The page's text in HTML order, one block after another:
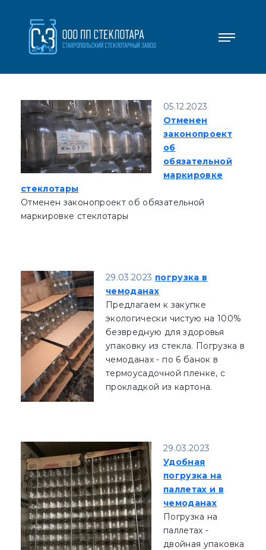
05.12.2023
Отменен
законопроект
об
обязательной
маркировке
стеклотары
Отменен законопроект об обязательной
маркировке стеклотары
29.03.2023 погрузка в
чемоданах
Предлагаем к закупке
экологически чистую на 100%
безвредную для здоровья
упаковку из стекла. Погрузка в
чемоданах - по 6 банок в
термоусадочной пленке, с
прокладкой из картона.
29.03.2023
Удобная
погрузка на
паллетах и в
чемоданах
Погрузка на
паллетах -
двойная упаковка